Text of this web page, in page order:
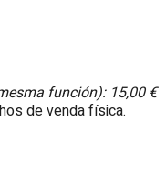
función): 15,00 €
de venda física.